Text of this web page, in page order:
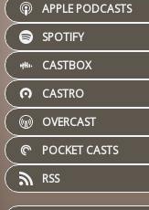
APPLE PODCASTS
SPOTIFY
CASTBOX
CASTRO
OVERCAST
POCKET CASTS
RSS